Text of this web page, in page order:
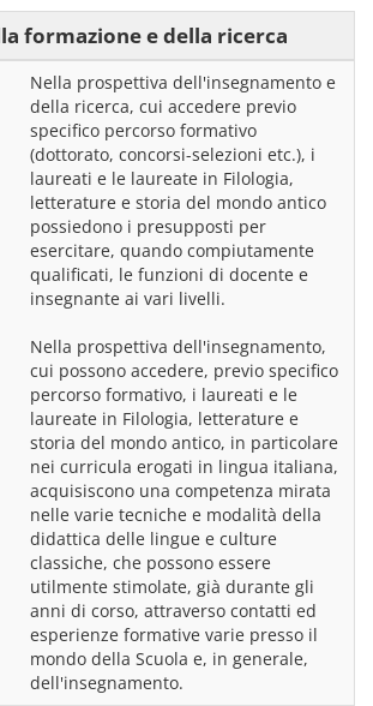
formazione e della ricerca
Nella prospettiva dell'insegnamento e
della ricerca, cui accedere previo
specifico percorso formativo
(dottorato, concorsi-selezioni etc.), i
laureati e le laureate in Filologia,
letterature e storia del mondo antico
possiedono i presupposti per
esercitare, quando compiutamente
qualificati, le funzioni di docente e
insegnante ai vari livelli.
Nella prospettiva dell'insegnamento,
cui possono accedere, previo specifico
percorso formativo, i laureati e le
laureate in Filologia, letterature e
storia del mondo antico, in particolare
nei curricula erogati in lingua italiana,
acquisiscono una competenza mirata
nelle varie tecniche e modalità della
didattica delle lingue e culture
classiche, che possono essere
utilmente stimolate, già durante gli
anni di corso, attraverso contatti ed
esperienze formative varie presso il
mondo della Scuola e, in generale,